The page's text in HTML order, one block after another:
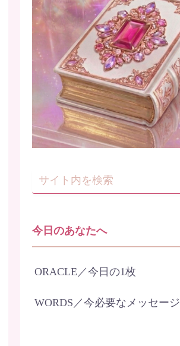
今日のあなたへ
ORACLE／今日の1枚
WORDS／今必要なメッセージ